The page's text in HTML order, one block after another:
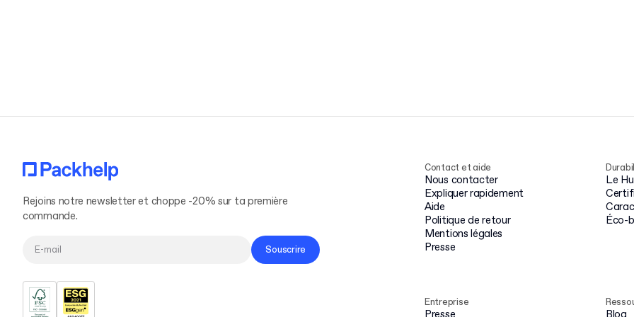
Contact et aide
Nous contacter
Expliquer rapidement
Aide
Politique de retour
Mentions légales
Presse
Entreprise
Le
Éco-
Rejoins notre newsletter et choppe -20% sur ta première
commande.
Souscrire